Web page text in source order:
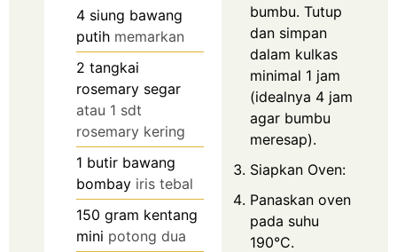
4 siung bawang
putih memarkan
2 tangkai
rosemary segar
atau 1 sdt
rosemary kering
1 butir bawang
bombay iris tebal
150 gram kentang
mini potong dua
bumbu. Tutup
dan simpan
dalam kulkas
minimal 1 jam
(idealnya 4 jam
agar bumbu
meresap).
Siapkan Oven:
Panaskan oven
pada suhu
190°C.